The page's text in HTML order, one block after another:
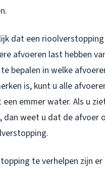
dat een
afvoeren last hebben
bepalen in welke
is, kunt u alle
emmer water. Als u
dan weet u dat de afvoer
te verhelpen zijn er